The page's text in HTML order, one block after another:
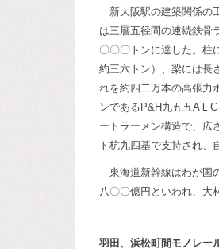
新大阪駅の建築関係の
は三層五径間の連続鉄骨
〇〇〇トンに達した。柱
約三六トン）、梁には長
れを約四二万本の高張力
ンであるP&H九五五AＬ
ートラーメン構造で、広
ト杭九四基で支持され、
東海道新幹線はわが国
八〇〇億円といわれ、大
羽田、浜松町間モノレ